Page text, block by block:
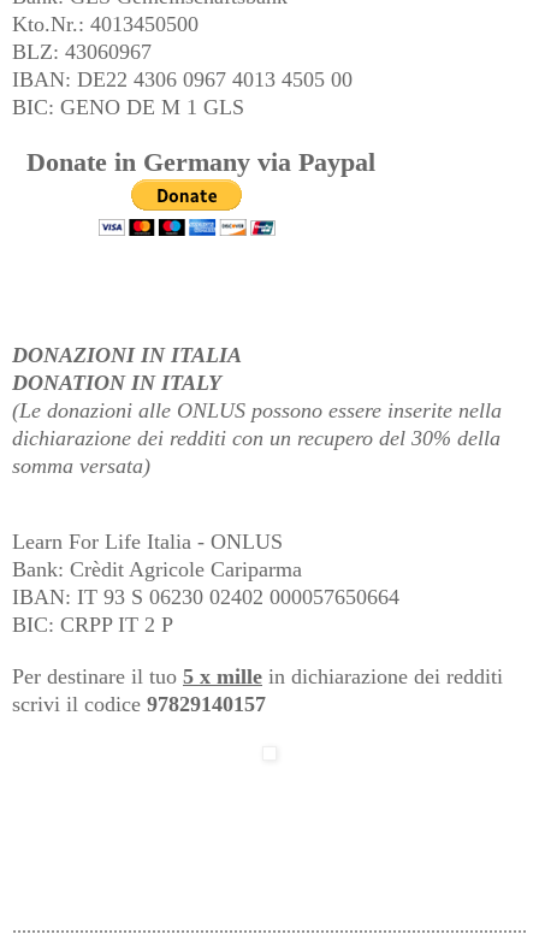
Kto.Nr.: 4013450500
BLZ: 43060967
IBAN: DE22 4306 0967 4013 4505 00
BIC: GENO DE M 1 GLS
Donate in Germany via Paypal
DONAZIONI IN ITALIA
DONATION IN ITALY
(Le donazioni alle ONLUS possono essere inserite nella
dichiarazione dei redditi con un recupero del 30% della
somma versata)
Learn For Life Italia - ONLUS
Bank: Crèdit Agricole Cariparma
IBAN: IT 93 S 06230 02402 000057650664
BIC: CRPP IT 2 P
Per destinare il tuo 5 x mille in dichiarazione dei redditi
scrivi il codice 97829140157
...........................................................................................................